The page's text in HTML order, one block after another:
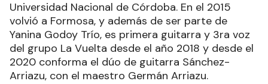
Universidad Nacional de Córdoba. En el 2015
volvió a Formosa, y además de ser parte de
Yanina Godoy Trío, es primera guitarra y 3ra voz
del grupo La Vuelta desde el año 2018 y desde el
2020 conforma el dúo de guitarra Sánchez-
Arriazu, con el maestro Germán Arriazu.